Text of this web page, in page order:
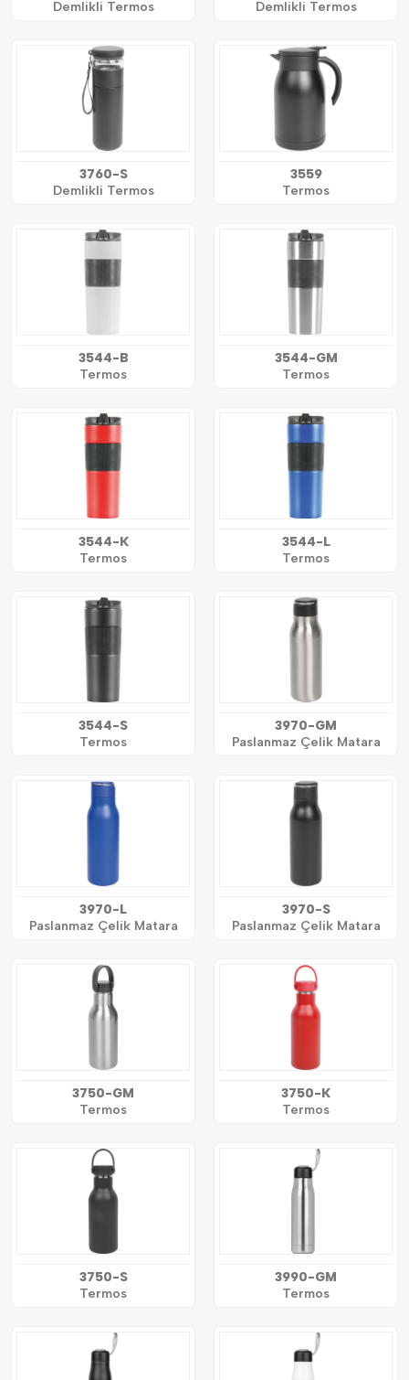
Demlikli Termos Demlikli Termos
3760-S
Demlikli Termos
3559
Termos
3544-B
Termos
3544-GM
Termos
3544-K
Termos
3544-L
Termos
3544-S
Termos
3970-GM
Paslanmaz Çelik Matara
3970-L
Paslanmaz Çelik Matara
3970-S
Paslanmaz Çelik Matara
3750-GM
Termos
3750-K
Termos
3750-S
Termos
3990-GM
Termos